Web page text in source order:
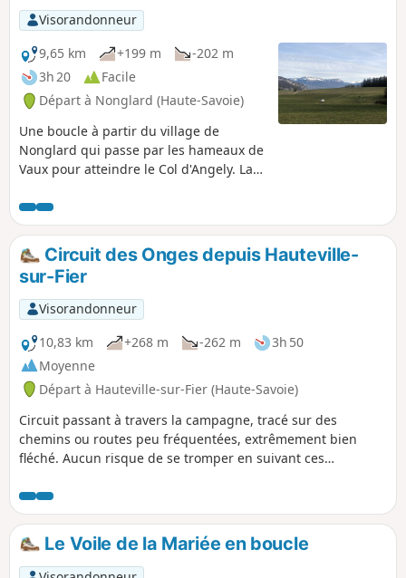
Visorandonneur
9,65 km
+199 m
-202 m
3h 20
Facile
Départ à Nonglard (Haute-Savoie)
Une boucle à partir du village de
Nonglard qui passe par les hameaux de
Vaux pour atteindre le Col d'Angely. La
vue sur le bassin annécien et au delà
sur les massifs des Aravis et du Mont
Blanc. Le Champ du Loup est le point
médian de cette randonnée qui revient
ensuite vers Nonglard par le hameau de
Quincy.
Circuit des Onges depuis Hauteville-
sur-Fier
Visorandonneur
10,83 km
+268 m -262 m
3h 50
Moyenne
Départ à Hauteville-sur-Fier (Haute-Savoie)
Circuit passant à travers la campagne, tracé sur des
chemins ou routes peu fréquentées, extrêmement bien
fléché. Aucun risque de se tromper en suivant ces
repartant de Vaulx (point haut du circuit).
Le Voile de la Mariée en boucle